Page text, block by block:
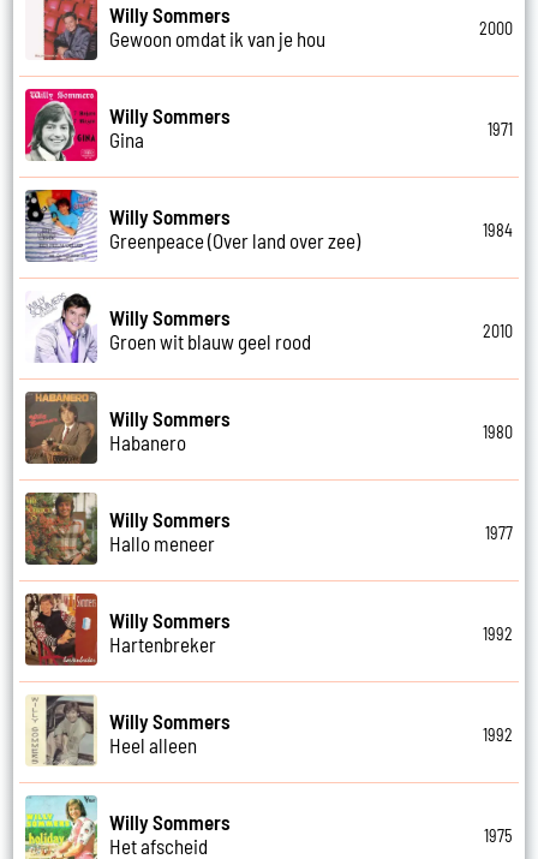
Willy Sommers
Gewoon omdat ik van je hou
2000
Willy Sommers
Gina
1971
Willy Sommers
Greenpeace (Over land over zee)
1984
Willy Sommers
Groen wit blauw geel rood
2010
Willy Sommers
Habanero
1980
Willy Sommers
Hallo meneer
1977
Willy Sommers
Hartenbreker
1992
Willy Sommers
Heel alleen
1992
Willy Sommers
Het afscheid
1975